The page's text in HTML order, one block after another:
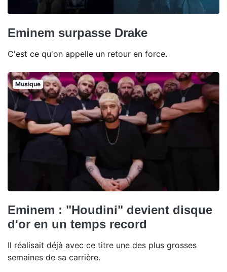
Eminem surpasse Drake
C'est ce qu'on appelle un retour en force.
Musique
Eminem : "Houdini" devient disque
d'or en un temps record
Il réalisait déjà avec ce titre une des plus grosses
semaines de sa carrière.